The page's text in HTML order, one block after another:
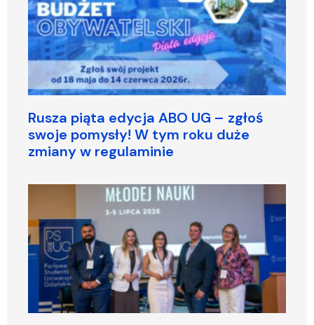
Rusza piąta edycja ABO UG – zgłoś
swoje pomysły! W tym roku duże
zmiany w regulaminie